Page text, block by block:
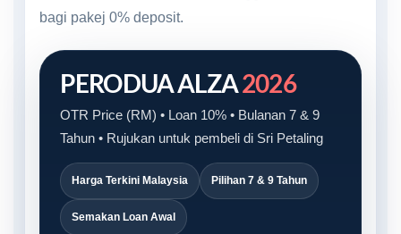
bagi pakej 0% deposit.
PERODUA ALZA2026
OTR Price (RM) • Loan 10% • Bulanan 7 & 9
Tahun • Rujukan untuk pembeli di Sri Petaling
Harga Terkini Malaysia Pilihan 7 & 9 Tahun
Semakan Loan Awal